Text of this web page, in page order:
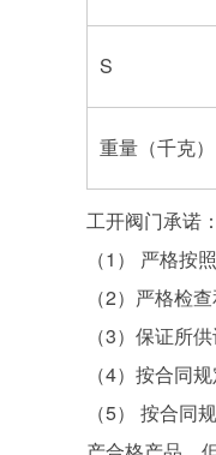
S
重量（千克）
工开阀门承诺：
（1） 严格按
（2）严格检
（3）保证所
（4）按合同
（5） 按合